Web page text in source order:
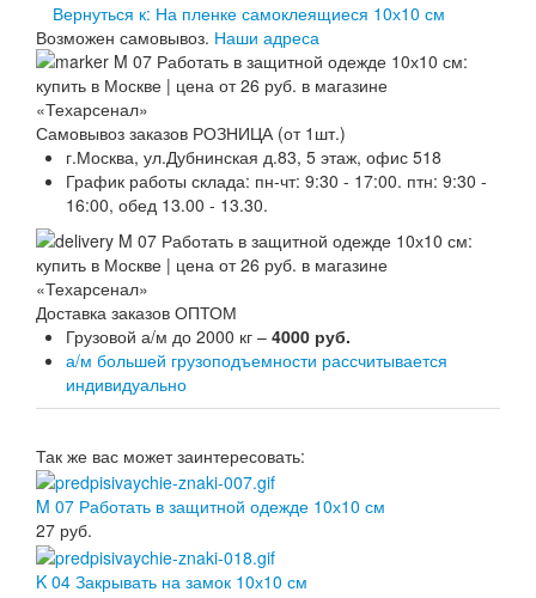
Публичная оферта
Сертификаты
Вопрос-Ответ
Контакты
Вернуться к: На пленке самоклеящиеся 10х10 см
Возможен самовывоз. Наши адреса
Самовывоз заказов РОЗНИЦА (от 1шт.)
г.Москва, ул.Дубнинская д.83, 5 этаж, офис 518
График работы склада: пн-чт: 9:30 - 17:00. птн: 9:30 -
16:00, обед 13.00 - 13.30.
Доставка заказов ОПТОМ
Грузовой а/м до 2000 кг – 4000 руб.
а/м большей грузоподъемности рассчитывается
индивидуально
Так же вас может заинтересовать:
M 07 Работать в защитной одежде 10х10 см
27 руб.
K 04 Закрывать на замок 10х10 см